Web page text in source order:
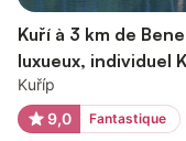
Kuří à 3 km de
luxueux, individuel
Kuříp
9,0
Fantastique